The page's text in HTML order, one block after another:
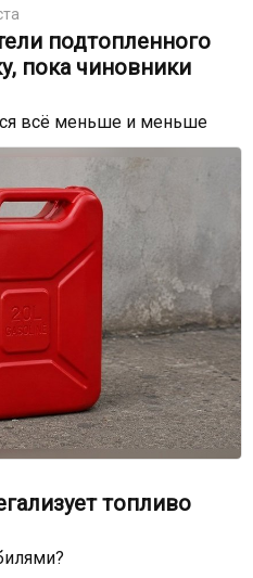
подтопленного
пока чиновники
всё меньше и меньше
топливо